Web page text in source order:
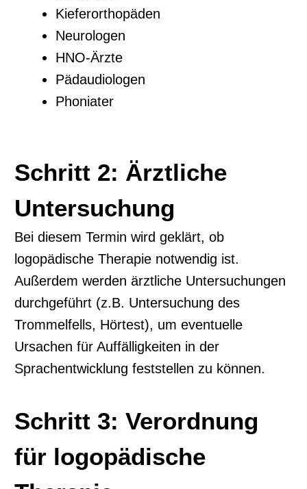
Kieferorthopäden
Neurologen
HNO-Ärzte
Pädaudiologen
Phoniater
Schritt 2: Ärztliche
Untersuchung
Bei diesem Termin wird geklärt, ob
logopädische Therapie notwendig ist.
Außerdem werden ärztliche Untersuchungen
durchgeführt (z.B. Untersuchung des
Trommelfells, Hörtest), um eventuelle
Ursachen für Auffälligkeiten in der
Sprachentwicklung feststellen zu können.
Schritt 3: Verordnung
für logopädische